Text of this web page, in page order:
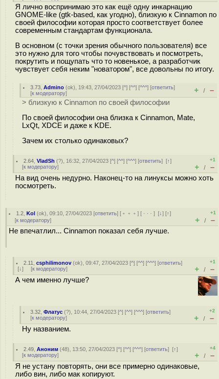
Я лично воспринимаю это как ещё одну инкарнацию
GNOME-like (gtk-based, как угодно), близкую к Cinnamon по
своей философии которая просто соответствует более
современным стандартам функционала.
В основном (с точки зрения обычного пользователя) все
это нужно для того чтобы почувствовать и посмотреть,
покрутить и пощупать что то новенькое, а разработчик
чувствует себя неким "новатором", все довольны по итогу.
3.73 ,Admino (ok), 19:43, 27/04/2023 [^] [^^] [^^^] [ответить]
[к модератору] + / –
> близкую к Cinnamon по своей философии
По своей философии она близка к Cinnamon, Mate,
LxQt, XDCE и даже к KDE.
Зачем их столько одинаковых?
2.64 ,VladSh (?), 16:32, 27/04/2023 [^] [^^] [^^^] [ответить][↑]
[к модератору]
+1
+ / –
На вид очень недурно. Наконец-то на линуксы можно хоть
посмотреть.
1.2 ,Kol (ok), 09:10, 27/04/2023 [ответить] [ ﹢﹢﹢] [ · · ·][↓] [↑]
[к модератору]
+1
+ / –
Не впечатлил... Cinnamon показал себя лучше.
2.11 ,csphilimonov (ok), 09:47, 27/04/2023 [^] [^^] [^^^] [ответить]
[↓] [к модератору]
+1
+ / –
А чем именно лучше?
3.32 ,Флатус (?), 10:44, 27/04/2023 [^] [^^] [^^^] [ответить]
[к модератору]
+2
+ / –
Ну названием.
2.49 ,Аноним (48), 13:50, 27/04/2023 [^] [^^] [^^^] [ответить][↑]
[к модератору]
+4
+ / –
Я не устану повторять, они все примерно одинаковые,
либо вин, либо мак копируют.